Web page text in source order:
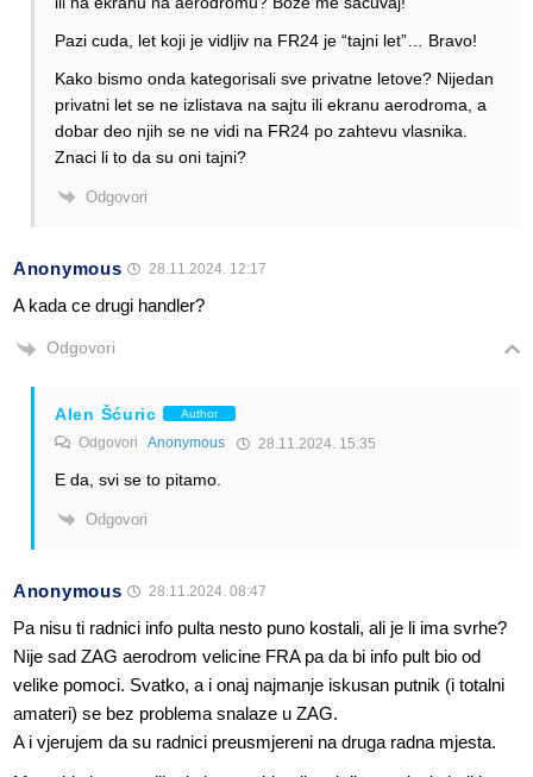
Pazi cuda, let koji je vidljiv na FR24 je “tajni let”… Bravo!
Kako bismo onda kategorisali sve privatne letove? Nijedan
privatni let se ne izlistava na sajtu ili ekranu aerodroma, a
dobar deo njih se ne vidi na FR24 po zahtevu vlasnika.
Znaci li to da su oni tajni?
Odgovori
Anonymous 28.11.2024. 12:17
A kada ce drugi handler?
Odgovori
Alen Šćuric Author
Odgovori Anonymous 28.11.2024. 15:35
E da, svi se to pitamo.
Odgovori
Anonymous 28.11.2024. 08:47
Pa nisu ti radnici info pulta nesto puno kostali, ali je li ima svrhe?
Nije sad ZAG aerodrom velicine FRA pa da bi info pult bio od
velike pomoci. Svatko, a i onaj najmanje iskusan putnik (i totalni
amateri) se bez problema snalaze u ZAG.
A i vjerujem da su radnici preusmjereni na druga radna mjesta.